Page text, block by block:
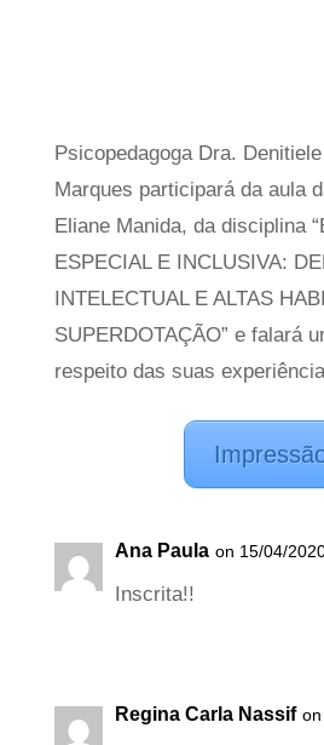
Psicopedagoga Dra.
Marques participará da aula
Eliane Manida, da disciplina
ESPECIAL E INCLUSIVA:
INTELECTUAL E ALTAS
SUPERDOTAÇÃO” e falará
respeito das suas
Ana Paula on 15/04/
Inscrita!!
Regina Carla Nassif